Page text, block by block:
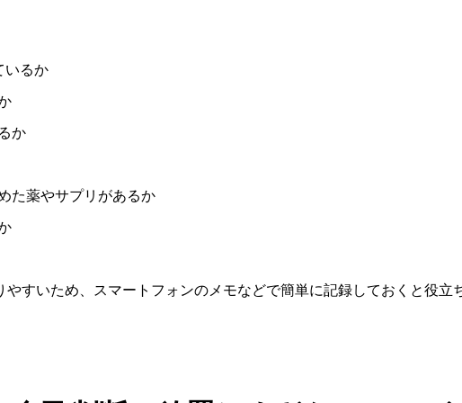
いるか
か
た薬やサプリがあるか
やすいため、スマートフォンのメモなどで簡単に記録しておくと役立